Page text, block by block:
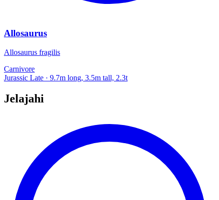
Allosaurus
Allosaurus fragilis
Carnivore
Jurassic Late · 9.7m long, 3.5m tall, 2.3t
Jelajahi